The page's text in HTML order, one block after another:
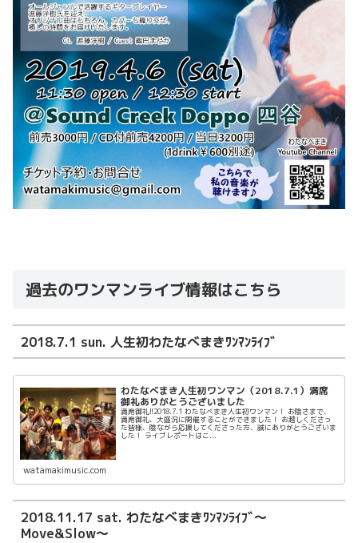
過去のワンマンライブ情報はこちら
2018.7.1 sun. 人生初わたなべまきﾜﾝﾏﾝﾗｲﾌﾞ
わたなべまき人生初ワンマン（2018.7.1）満席
御礼ありがとうございました
満席御礼!!2018.7.1 わたなべまき人生初ワンマン！ お陰さまで、
満席御礼、大盛況に開催することができました！ お越しくださっ
た皆様、陰ながら応援してくださった方、誠にありがとうございま
した！ ライブレポートはこ...
watamakimusic.com
2018.11.17 sat. わたなべまきﾜﾝﾏﾝﾗｲﾌﾞ～
Move&Slow～